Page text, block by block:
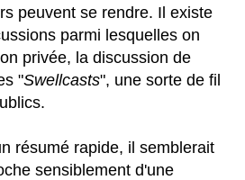
peuvent se rendre. Il existe
parmi lesquelles on
privée, la discussion de
"Swellcasts", une sorte de fil
résumé rapide, il semblerait
sensiblement d'une